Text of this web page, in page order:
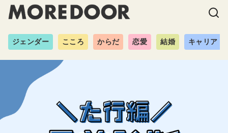
ジェンダー こころ からだ 恋愛 結婚 キャリア